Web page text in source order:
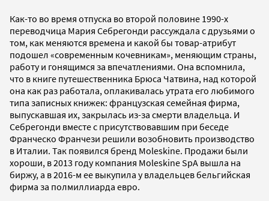
Как-то во время отпуска во второй половине 1990-х
переводчица Мария Себрегонди рассуждала с друзьями о
том, как меняются времена и какой бы товар-атрибут
подошел «современным кочевникам», меняющим страны,
работу и гонящимся за впечатлениями. Она вспомнила,
что в книге путешественника Брюса Чатвина, над которой
она как раз работала, оплакивалась утрата его любимого
типа записных книжек: французская семейная фирма,
выпускавшая их, закрылась из-за смерти владельца. И
Себрегонди вместе с присутствовавшим при беседе
Франческо Франчези решили возобновить производство
в Италии. Так появился бренд Moleskine. Продажи были
хороши, в 2013 году компания Moleskine SpA вышла на
биржу, а в 2016-м ее выкупила у владельцев бельгийская
фирма за полмиллиарда евро.